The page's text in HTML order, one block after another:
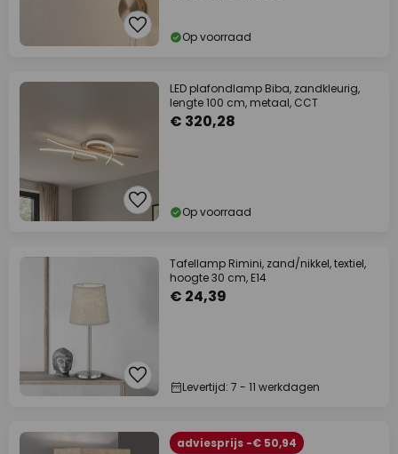
Op voorraad
LED plafondlamp Biba, zandkleurig,
lengte 100 cm, metaal, CCT
€ 320,28
Op voorraad
Tafellamp Rimini, zand/nikkel, textiel,
hoogte 30 cm, E14
€ 24,39
Levertijd: 7 - 11 werkdagen
adviesprijs -€ 50,94